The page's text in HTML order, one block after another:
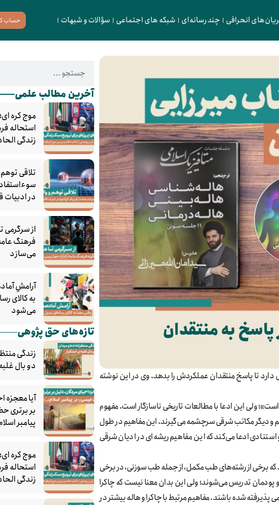
انحرافی چندرسانه‌ای شبکه های اجتماعی سؤالات و شبهات حساب
پاسخ به منتقدان
دارد تا پاسخ منتقدان عملکردش را بدهد. وی در این نوشته
ولی این ادعا با مطالعات تاریخی ناسازگار است. مفهوم
و دیگر مکاتب شرقی سرچشمه می‌گیرند. این مفاهیم در طول
ادعا می‌کند که این مفاهیم ریشه‌ای در ادیان شرقی
که برخی از رشته‌های طب مکمل، از جمله طب سوزنی، در برخی
پودمان تدریس می‌شوند؛ ولی این بدان معنا نیست که چاکرا
شده‌ باشند. مفاهیم مرتبط با چاکرا و هاله بیشتر در
آخرین مطالب علمی
موج کره‌
استحاله
زندگی
تلاقی
در
از سرگرمی
فرهنگ
می‌سازد
آرامشِ
به کالای
می‌شود
تازه‌های حق پژوهی
زندگی
دو بال
آیا معجزه
بر برتری
پیامبر
موج کره‌
استحاله
زندگی